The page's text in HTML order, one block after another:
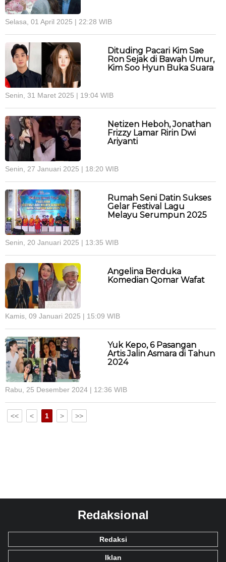
Selasa, 01 April 2025 | 22:28 WIB
Dituding Pacari Kim Sae
Ron Sejak di Bawah Umur,
Kim Soo Hyun Buka Suara
Senin, 31 Maret 2025 | 19:04 WIB
Netizen Heboh, Jonathan
Frizzy Lamar Ririn Dwi
Ariyanti
Senin, 27 Januari 2025 | 18:20 WIB
Rumah Seni Datin Sukses
Gelar Festival Lagu
Melayu Serumpun 2025
Senin, 20 Januari 2025 | 13:35 WIB
Angelina Berduka
Komedian Qomar Wafat
Kamis, 09 Januari 2025 | 15:09 WIB
Yuk Kepo, 6 Pasangan
Artis Jalin Asmara di Tahun
2024
Rabu, 25 Desember 2024 | 12:36 WIB
<< < 1 > >>
Redaksional
Redaksi
Iklan